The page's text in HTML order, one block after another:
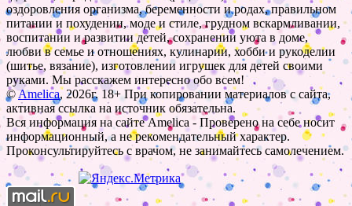
оздоровления организма, беременности и родах, правильном
питании и похудении, моде и стиле, грудном вскармливании,
воспитании и развитии детей, сохранении уюта в доме,
любви в семье и отношениях, кулинарии, хобби и рукоделии
(шитье, вязание), изготовлении игрушек для детей своими
руками. Мы расскажем интересно обо всем!
©Amelica, 2026г. 18+ При копировании материалов с сайта,
активная ссылка на источник обязательна.
Вся информация на сайте Amelica - Проверено на себе носит
информационный, а не рекомендательный характер.
Проконсультируйтесь с врачом, не занимайтесь самолечением.